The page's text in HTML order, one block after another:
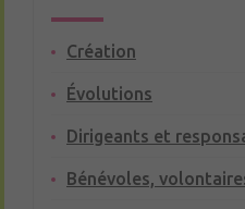
Création
Évolutions
Dirigeants et
Bénévoles,